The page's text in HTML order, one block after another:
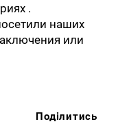
.
наших
или
Поділитись